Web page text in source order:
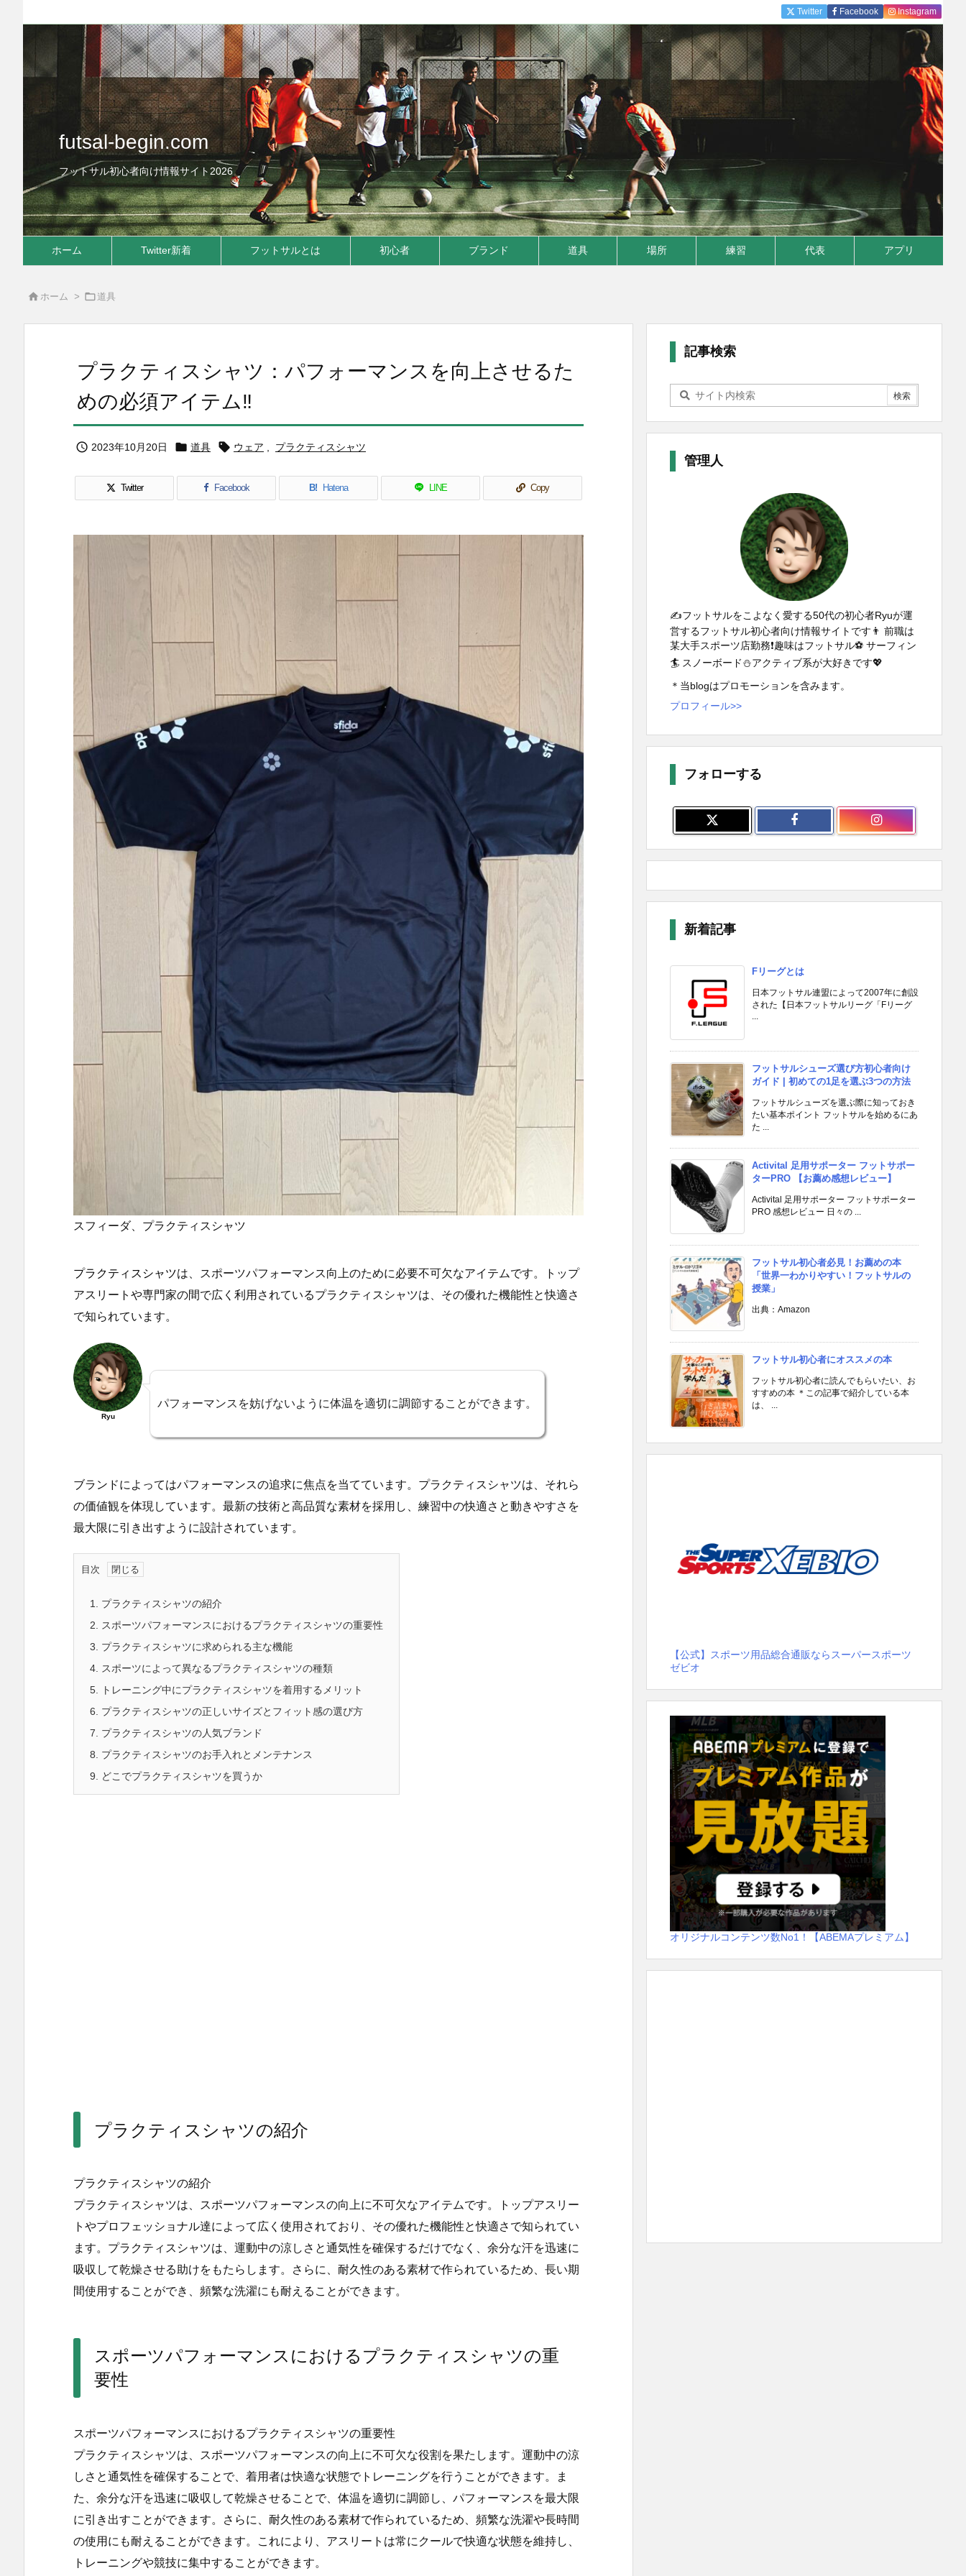
futsal-begin.com
フットサル初心者向け情報サイト2026
ホーム Twitter新着 フットサルとは 初心者 ブランド 道具 場所 練習 代表 アプリ
Twitter Facebook Instagram
 ホーム >  道具
プラクティスシャツ：パフォーマンスを向上させるた
めの必須アイテム‼️
 2023年10月20日  道具  ウェア プラクティスシャツ
Twitter Facebook B! Hatena LINE Copy
スフィーダ、プラクティスシャツ
プラクティスシャツは、スポーツパフォーマンス向上のために必要不可欠なアイテムです。トップ
アスリートや専門家の間で広く利用されているプラクティスシャツは、その優れた機能性と快適さ
で知られています。
Ryu
パフォーマンスを妨げないように体温を適切に調節することができます。
ブランドによってはパフォーマンスの追求に焦点を当てています。プラクティスシャツは、それら
の価値観を体現しています。最新の技術と高品質な素材を採用し、練習中の快適さと動きやすさを
最大限に引き出すように設計されています。
目次
1. プラクティスシャツの紹介
2. スポーツパフォーマンスにおけるプラクティスシャツの重要性
3. プラクティスシャツに求められる主な機能
4. スポーツによって異なるプラクティスシャツの種類
5. トレーニング中にプラクティスシャツを着用するメリット
6. プラクティスシャツの正しいサイズとフィット感の選び方
7. プラクティスシャツの人気ブランド
8. プラクティスシャツのお手入れとメンテナンス
9. どこでプラクティスシャツを買うか
プラクティスシャツの紹介
プラクティスシャツの紹介
プラクティスシャツは、スポーツパフォーマンスの向上に不可欠なアイテムです。トップアスリー
トやプロフェッショナル達によって広く使用されており、その優れた機能性と快適さで知られてい
ます。プラクティスシャツは、運動中の涼しさと通気性を確保するだけでなく、余分な汗を迅速に
吸収して乾燥させる助けをもたらします。さらに、耐久性のある素材で作られているため、長い期
間使用することができ、頻繁な洗濯にも耐えることができます。
スポーツパフォーマンスにおけるプラクティスシャツの重
要性
スポーツパフォーマンスにおけるプラクティスシャツの重要性
プラクティスシャツは、スポーツパフォーマンスの向上に不可欠な役割を果たします。運動中の涼
しさと通気性を確保することで、着用者は快適な状態でトレーニングを行うことができます。ま
た、余分な汗を迅速に吸収して乾燥させることで、体温を適切に調節し、パフォーマンスを最大限
に引き出すことができます。さらに、耐久性のある素材で作られているため、頻繁な洗濯や長時間
の使用にも耐えることができます。これにより、アスリートは常にクールで快適な状態を維持し、
トレーニングや競技に集中することができます。
記事検索
管理人
✍️フットサルをこよなく愛する50代の初心者Ryuが運
営するフットサル初心者向け情報サイトです👨 前職は
某大手スポーツ店勤務❗️趣味はフットサル⚽️ サーフィン
🏄 スノーボード⛄️アクティブ系が大好きです💖
＊当blogはプロモーションを含みます。
プロフィール>>
フォローする
新着記事
Fリーグとは
日本フットサル連盟によって2007年に創設
された【日本フットサルリーグ「Fリーグ
...
フットサルシューズ選び方初心者向け
ガイド | 初めての1足を選ぶ3つの方法
フットサルシューズを選ぶ際に知っておき
たい基本ポイント フットサルを始めるにあ
た ...
Activital 足用サポーター フットサポー
ターPRO 【お薦め感想レビュー】
Activital 足用サポーター フットサポーター
PRO 感想レビュー 日々の ...
フットサル初心者必見！お薦めの本
「世界一わかりやすい！フットサルの
授業」
出典：Amazon
フットサル初心者にオススメの本
フットサル初心者に読んでもらいたい、お
すすめの本 ＊この記事で紹介している本
は、 ...
【公式】スポーツ用品総合通販ならスーパースポーツ
ゼビオ
オリジナルコンテンツ数No1！【ABEMAプレミアム】